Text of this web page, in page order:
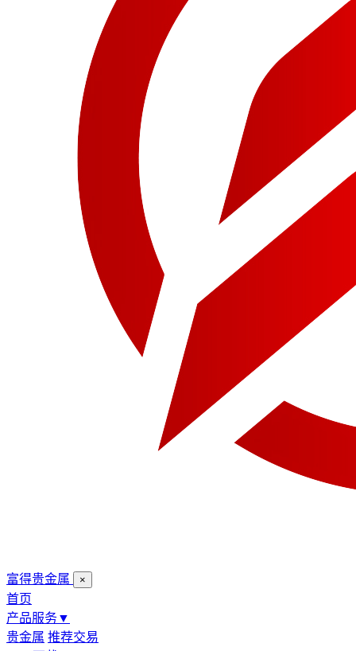
富得贵金属 ×
首页
产品服务▼
贵金属 推荐交易